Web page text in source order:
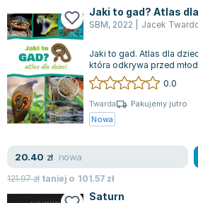
Jaki to gad? Atlas
SBM, 2022 Jacek
Jaki to gad. Atlas dla
która odkrywa przed
ponad 60 różnych
0.0
Twarda
Pakujemy jutro
Nowa
20.40 zł nowa
121.97zł taniej o 101.57 zł
Saturn